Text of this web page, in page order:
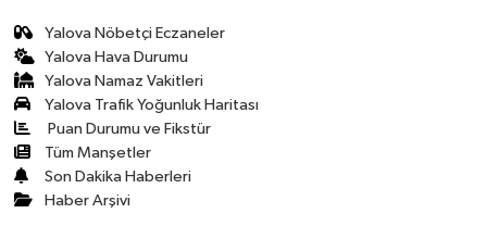
Yalova Nöbetçi Eczaneler
Yalova Hava Durumu
Yalova Namaz Vakitleri
Yalova Trafik Yoğunluk Haritası
Puan Durumu ve Fikstür
Tüm Manşetler
Son Dakika Haberleri
Haber Arşivi